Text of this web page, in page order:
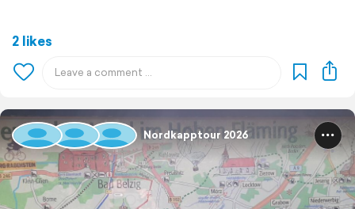
2 likes
Nordkapptour 2026